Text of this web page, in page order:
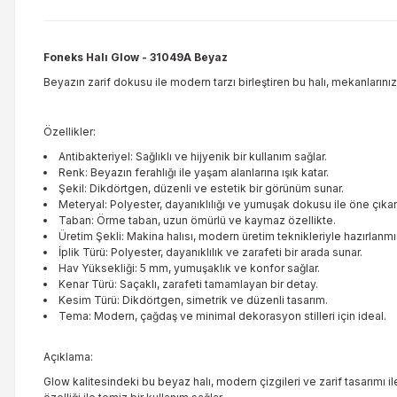
Foneks Halı Glow - 31049A Beyaz
Beyazın zarif dokusu ile modern tarzı birleştiren bu halı,
Özellikler:
Antibakteriyel: Sağlıklı ve hijyenik bir kullanım sağlar.
Renk: Beyazın ferahlığı ile yaşam alanlarına ışık katar.
Şekil: Dikdörtgen, düzenli ve estetik bir görünüm sunar.
Meteryal: Polyester, dayanıklılığı ve yumuşak dokusu ile öne çıkar.
Taban: Örme taban, uzun ömürlü ve kaymaz özellikte.
Üretim Şekli: Makina halısı, modern üretim teknikleriyle
İplik Türü: Polyester, dayanıklılık ve zarafeti bir arada sunar.
Hav Yüksekliği: 5 mm, yumuşaklık ve konfor sağlar.
Kenar Türü: Saçaklı, zarafeti tamamlayan bir detay.
Kesim Türü: Dikdörtgen, simetrik ve düzenli tasarım.
Tema: Modern, çağdaş ve minimal dekorasyon stilleri için ideal.
Açıklama:
Glow kalitesindeki bu beyaz halı, modern çizgileri ve zarif tasarımı